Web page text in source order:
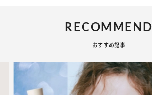
RECOMMEND
おすすめ記事